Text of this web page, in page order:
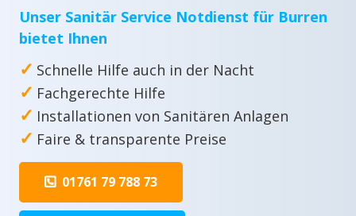
Unser Sanitär Service Notdienst für Burren
bietet Ihnen
✓ Schnelle Hilfe auch in der Nacht
✓ Fachgerechte Hilfe
✓ Installationen von Sanitären Anlagen
✓ Faire & transparente Preise
01761 79 788 73